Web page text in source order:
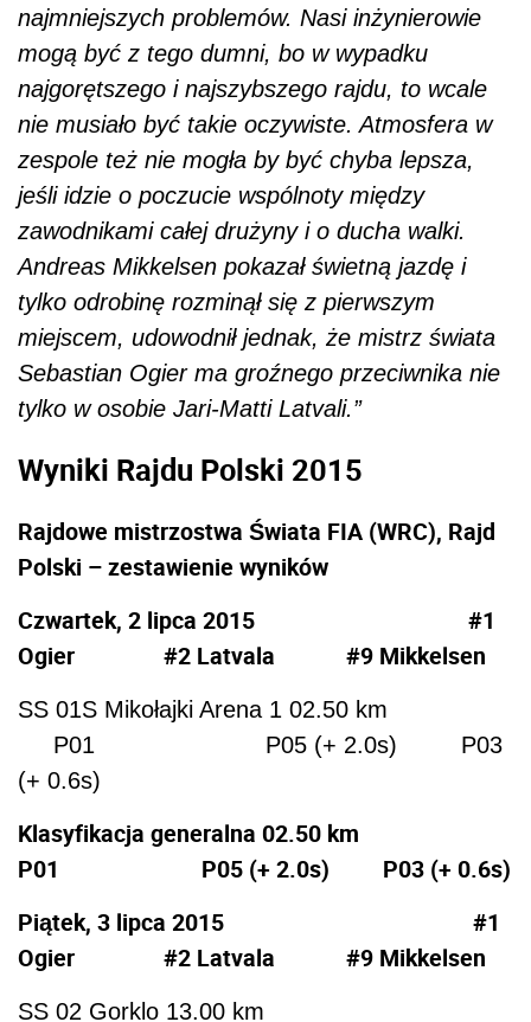
najmniejszych problemów. Nasi inżynierowie
mogą być z tego dumni, bo w wypadku
najgorętszego i najszybszego rajdu, to wcale
nie musiało być takie oczywiste. Atmosfera w
zespole też nie mogła by być chyba lepsza,
jeśli idzie o poczucie wspólnoty między
zawodnikami całej drużyny i o ducha walki.
Andreas Mikkelsen pokazał świetną jazdę i
tylko odrobinę rozminął się z pierwszym
miejscem, udowodnił jednak, że mistrz świata
Sebastian Ogier ma groźnego przeciwnika nie
tylko w osobie Jari-Matti Latvali.”
Wyniki Rajdu Polski 2015
Rajdowe mistrzostwa Świata FIA (WRC), Rajd
Polski – zestawienie wyników
Czwartek, 2 lipca 2015 #1
Ogier #2 Latvala #9 Mikkelsen
SS 01S Mikołajki Arena 1 02.50 km
P01 P05 (+ 2.0s) P03
(+ 0.6s)
Klasyfikacja generalna 02.50 km
P01 P05 (+ 2.0s) P03 (+ 0.6s)
Piątek, 3 lipca 2015 #1
Ogier #2 Latvala #9 Mikkelsen
SS 02 Gorklo 13.00 km